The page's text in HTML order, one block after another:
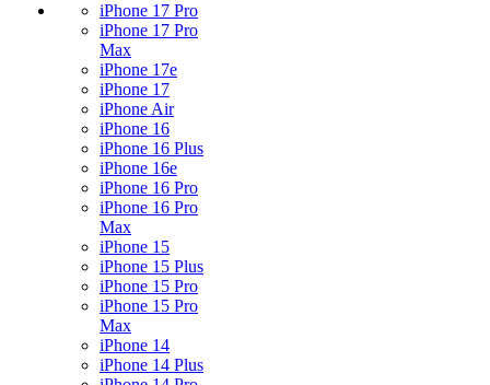
iPhone 17 Pro
iPhone 17 Pro
Max
iPhone 17e
iPhone 17
iPhone Air
iPhone 16
iPhone 16 Plus
iPhone 16e
iPhone 16 Pro
iPhone 16 Pro
Max
iPhone 15
iPhone 15 Plus
iPhone 15 Pro
iPhone 15 Pro
Max
iPhone 14
iPhone 14 Plus